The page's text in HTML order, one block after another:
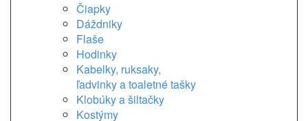
Čiapky
Dáždniky
Flaše
Hodinky
Kabelky, ruksaky,
ľadvinky a toaletné tašky
Klobúky a šiltačky
Kostýmy